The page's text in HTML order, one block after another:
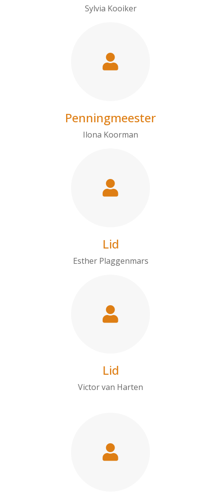
Sylvia Kooiker
Penningmeester
Ilona Koorman
Lid
Esther Plaggenmars
Lid
Victor van Harten